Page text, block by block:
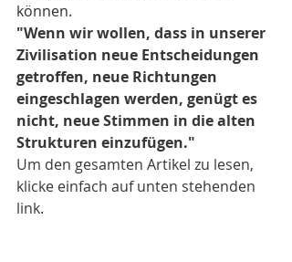
können.
"Wenn wir wollen, dass in unserer
Zivilisation neue Entscheidungen
getroffen, neue Richtungen
eingeschlagen werden, genügt es
nicht, neue Stimmen in die alten
Strukturen einzufügen."
Um den gesamten Artikel zu lesen,
klicke einfach auf unten stehenden
link.